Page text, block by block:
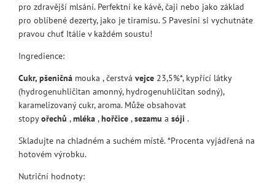
pro zdravější mlsání. Perfektní ke kávě, čaji nebo jako základ
pro oblíbené dezerty, jako je tiramisu. S Pavesini si vychutnáte
pravou chuť Itálie v každém soustu!
Ingredience:
Cukr, pšeničná mouka , čerstvá vejce 23,5%*, kypřící látky
(hydrogenuhličitan amonný, hydrogenuhličitan sodný),
karamelizovaný cukr, aroma. Může obsahovat
stopy ořechů , mléka , hořčice , sezamu a sóji .
Skladujte na chladném a suchém místě. *Procenta vyjádřená na
hotovém výrobku.
Nutriční hodnoty: